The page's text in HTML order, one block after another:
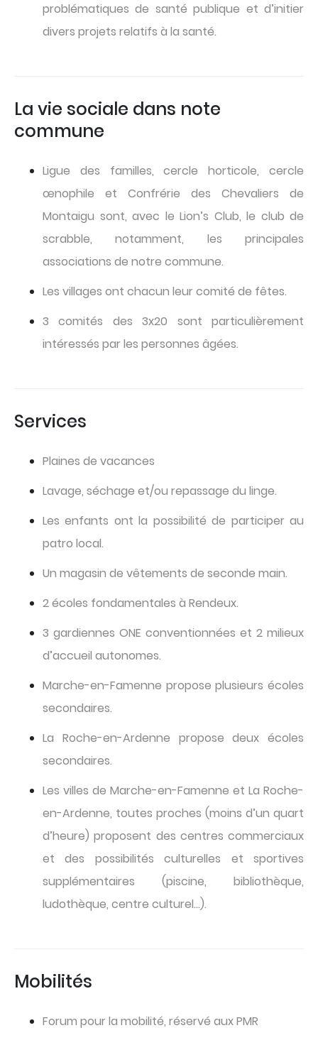
problématiques de santé publique et d’initier
divers projets relatifs à la santé.
La vie sociale dans note
commune
Ligue des familles, cercle horticole, cercle
œnophile et Confrérie des Chevaliers de
Montaigu sont, avec le Lion’s Club, le club de
scrabble, notamment, les principales
associations de notre commune.
Les villages ont chacun leur comité de fêtes.
3 comités des 3x20 sont particulièrement
intéressés par les personnes âgées.
Services
Plaines de vacances
Lavage, séchage et/ou repassage du linge.
Les enfants ont la possibilité de participer au
patro local.
Un magasin de vêtements de seconde main.
2 écoles fondamentales à Rendeux.
3 gardiennes ONE conventionnées et 2 milieux
d’accueil autonomes.
Marche-en-Famenne propose plusieurs écoles
secondaires.
La Roche-en-Ardenne propose deux écoles
secondaires.
Les villes de Marche-en-Famenne et La Roche-
en-Ardenne, toutes proches (moins d’un quart
d’heure) proposent des centres commerciaux
et des possibilités culturelles et sportives
supplémentaires (piscine, bibliothèque,
ludothèque, centre culturel…).
Mobilités
Forum pour la mobilité, réservé aux PMR